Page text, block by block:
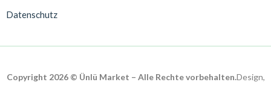
Datenschutz
Copyright 2026 © Ünlü Market – Alle Rechte vorbehalten.Design,